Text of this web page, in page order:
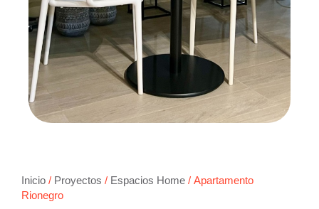
Inicio / Proyectos / Espacios Home / Apartamento
Rionegro